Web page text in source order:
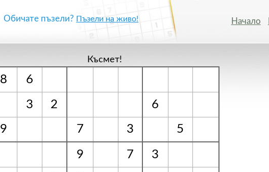
Обичате пъзели? Пъзели на живо! Начало
Късмет!
8 6
3 2
6
9
7 3 5
9 7 3